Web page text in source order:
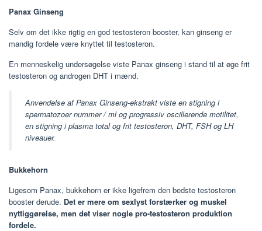
Panax Ginseng
Selv om det ikke rigtig en god testosteron booster, kan ginseng er
mandig fordele være knyttet til testosteron.
En menneskelig undersøgelse viste Panax ginseng i stand til at øge frit
testosteron og androgen DHT i mænd.
Anvendelse af Panax Ginseng-ekstrakt viste en stigning i
spermatozoer nummer / ml og progressiv oscillerende motilitet,
en stigning i plasma total og frit testosteron, DHT, FSH og LH
niveauer.
Bukkehorn
Ligesom Panax, bukkehorn er ikke ligefrem den bedste testosteron
booster derude. Det er mere om sexlyst forstærker og muskel
nyttiggørelse, men det viser nogle pro-testosteron produktion
fordele.